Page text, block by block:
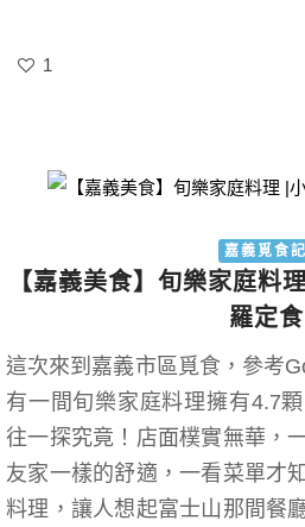
1
嘉義覓食記
【嘉義美食】旬樂家庭料
羅定食
這次來到嘉義市區覓食，參考
有一間旬樂家庭料理擁有4.7
往一探究竟！店面樸實無華，
友家一樣的舒適，一看菜單才
料理，讓人想起富士山那間餐